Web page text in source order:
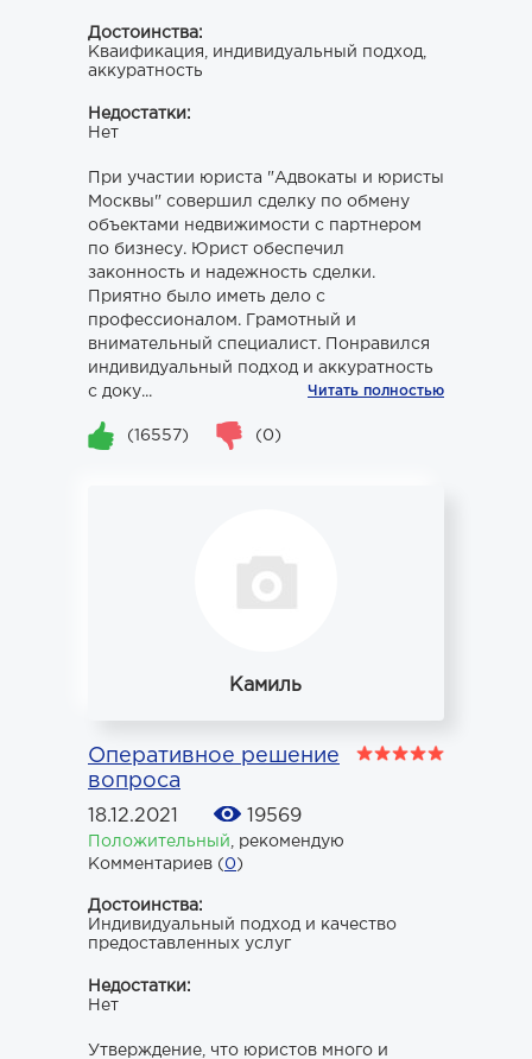
Достоинства:
Кваификация, индивидуальный подход,
аккуратность
Недостатки:
Нет
При участии юриста "Адвокаты и юристы
Москвы" совершил сделку по обмену
объектами недвижимости с партнером
по бизнесу. Юрист обеспечил
законность и надежность сделки.
Приятно было иметь дело с
профессионалом. Грамотный и
внимательный специалист. Понравился
индивидуальный подход и аккуратность
с доку...
Читать полностью
(16557) (0)
Камиль
Оперативное решение
вопроса
18.12.2021 19569
Положительный
рекомендую
Комментариев (0)
Достоинства:
Индивидуальный подход и качество
предоставленных услуг
Недостатки:
Нет
Утверждение, что юристов много и